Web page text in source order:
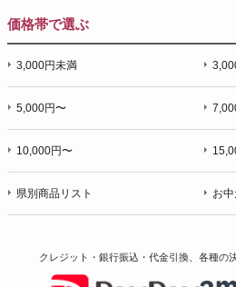
価格帯で選ぶ
3,000円未満
5,000円〜
10,000円〜
県別商品リスト お
クレジット・銀行振込・代金引換、各種の